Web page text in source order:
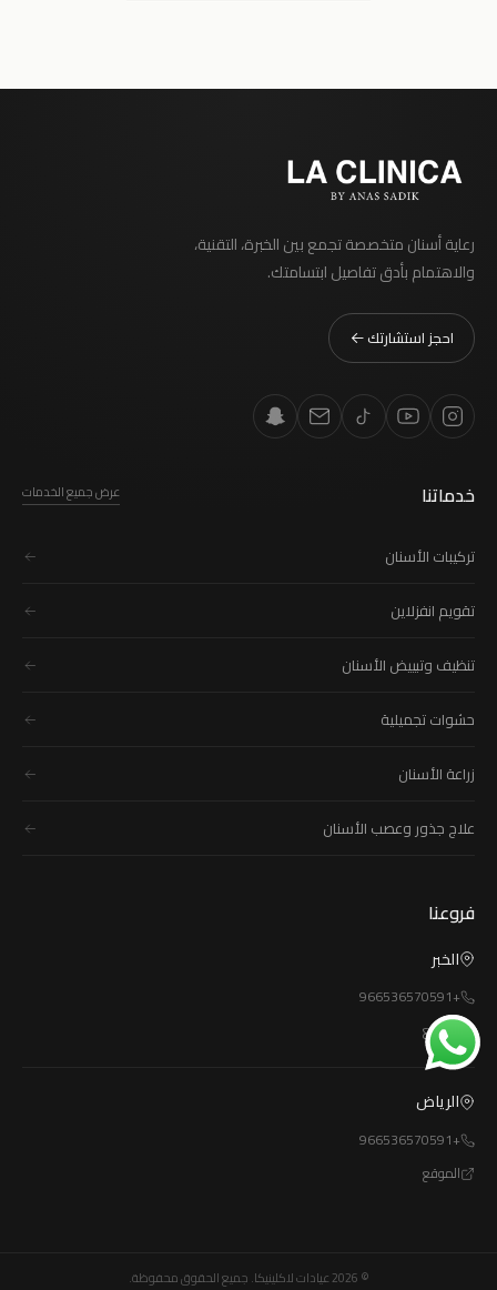
رعاية أسنان متخصصة تجمع بين الخبرة، التقنية،
والاهتمام بأدق تفاصيل ابتسامتك.
احجز استشارتك
خدماتنا عرض جميع الخدمات
تركيبات الأسنان
تقويم انفزلاين
تنظيف وتبييض الأسنان
حشوات تجميلية
زراعة الأسنان
علاج جذور وعصب الأسنان
فروعنا
الخبر
+966536570591
الموقع
الرياض
+966536570591
الموقع
© 2026 عيادات لاكلينيكا. جميع الحقوق محفوظة.